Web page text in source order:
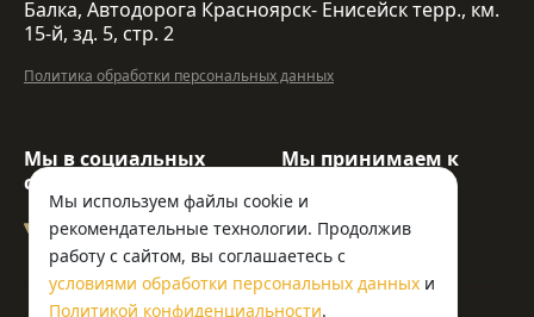
Мы используем файлы cookie и
рекомендательные технологии. Продолжив
работу с сайтом, вы соглашаетесь с
условиями обработки персональных данных и
Политикой конфиденциальности.
Балка, Автодорога Красноярск- Енисейск терр., км.
15-й, зд. 5, стр. 2
Политика обработки персональных данных
Мы в социальных
сетях:
Мы принимаем к